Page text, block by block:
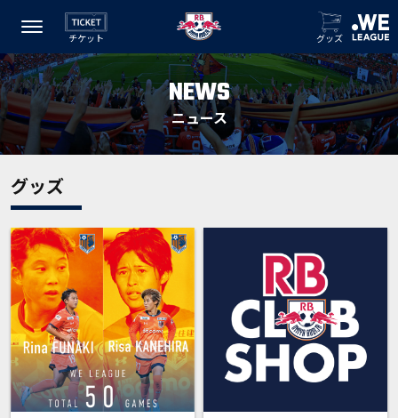
チケット グッズ
NEWS
ニュース
グッズ